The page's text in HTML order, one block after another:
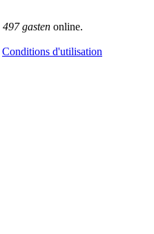
497 gasten online.
Conditions d'utilisation